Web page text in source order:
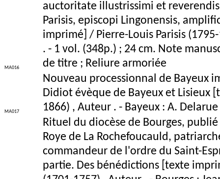
MA016
auctoritate illustrissimi et
Parisis, episcopi Lingonensis,
imprimé] / Pierre-Louis Parisis
. - 1 vol. (348p.) ; 24 cm. Note
de titre ; Reliure armoriée
MA017
Nouveau processionnal de Bayeux
Didiot évèque de Bayeux et Lisieux
1866) , Auteur . - Bayeux : A.
Rituel du diocèse de Bourges,
Roye de La Rochefoucauld,
commandeur de l'ordre du Saint-
partie. Des bénédictions [texte